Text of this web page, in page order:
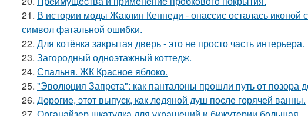
21. В истории моды Жаклин Кеннеди - онассис осталась иконой
символ фатальной ошибки.
22. Для котёнка закрытая дверь - это не просто часть интерьера.
23. Загородный одноэтажный коттедж.
24. Спальня. ЖК Красное яблоко.
25. "Эволюция Запрета": как панталоны прошли путь от позора
26. Дорогие, этот выпуск, как ледяной душ после горячей ванны.